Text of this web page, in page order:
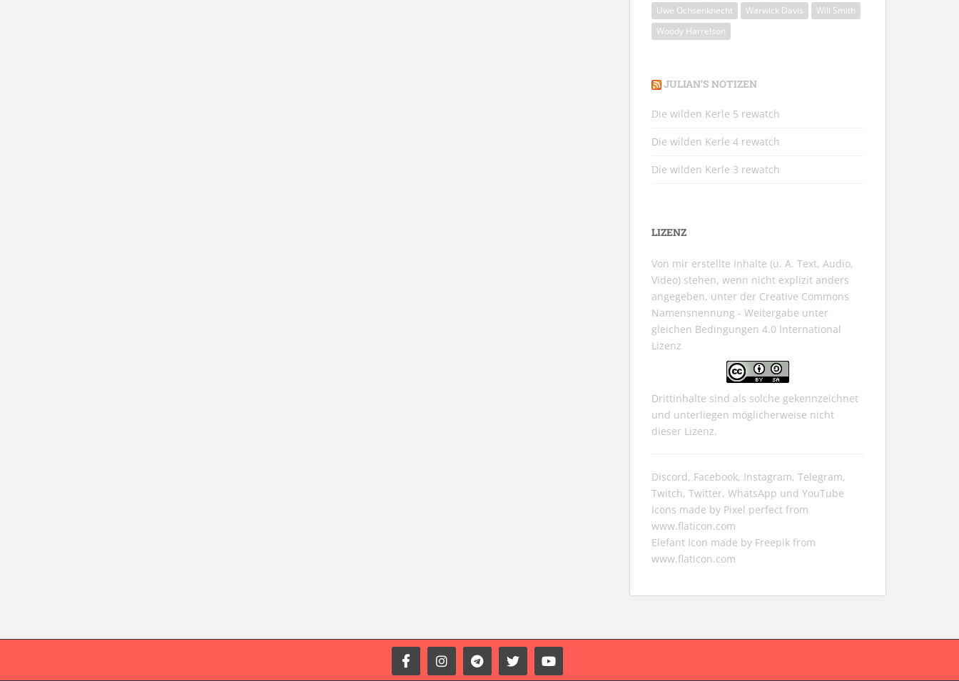
Uwe Ochsenknecht
Warwick Davis
Will Smith
Woody Harrelson
JULIAN’S NOTIZEN
Die wilden Kerle 5 rewatch
Die wilden Kerle 4 rewatch
Die wilden Kerle 3 rewatch
LIZENZ
Von mir erstellte Inhalte (u. A. Text, Audio,
Video) stehen, wenn nicht explizit anders
angegeben, unter der Creative Commons
Namensnennung - Weitergabe unter
gleichen Bedingungen 4.0 International
Lizenz
Drittinhalte sind als solche gekennzeichnet
und unterliegen möglicherweise nicht
dieser Lizenz.
Discord, Facebook, Instagram, Telegram,
Twitch, Twitter, WhatsApp und YouTube
Icons made by Pixel perfect from
www.flaticon.com
Elefant Icon made by Freepik from
www.flaticon.com